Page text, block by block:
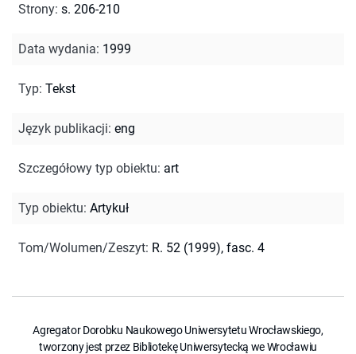
Strony: s. 206-210
Data wydania: 1999
Typ: Tekst
Język publikacji: eng
Szczegółowy typ obiektu: art
Typ obiektu: Artykuł
Tom/Wolumen/Zeszyt: R. 52 (1999), fasc. 4
Agregator Dorobku Naukowego Uniwersytetu Wrocławskiego,
tworzony jest przez Bibliotekę Uniwersytecką we Wrocławiu